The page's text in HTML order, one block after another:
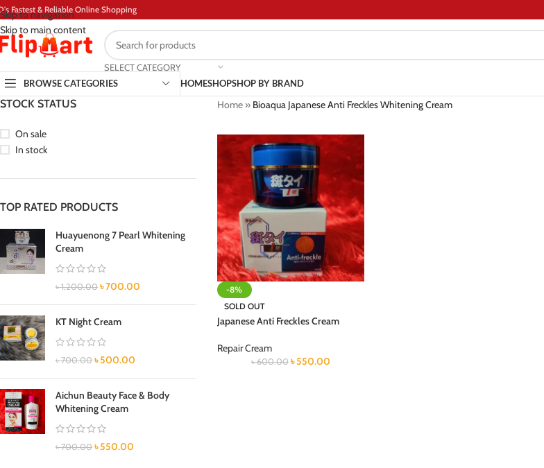
Skip to navigation
Skip to main content
Fastest & Reliable Online Shopping
SELECT CATEGORY
BROWSE CATEGORIES
HOMESHOPSHOP BY BRAND
STOCK STATUS
On sale
In stock
TOP RATED PRODUCTS
Huayuenong 7 Pearl Whitening
Cream
৳1,200.00 ৳700.00
KT Night Cream
৳700.00 ৳500.00
Aichun Beauty Face & Body
Whitening Cream
৳700.00 ৳550.00
Home» Bioaqua Japanese Anti Freckles Whitening Cream
-8%
SOLD OUT
Japanese Anti Freckles Cream
Repair Cream
৳600.00 ৳550.00